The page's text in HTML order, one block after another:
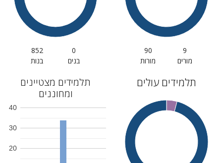
9
מורים
90
מורות
0
בנים
852
בנות
תלמידים עולים
תלמידים מצטיינים
ומחוננים
20
30
40